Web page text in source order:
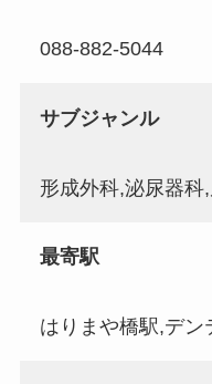
088-882-5044
サブジャンル
形成外科,泌尿器科
最寄駅
はりまや橋駅,デン